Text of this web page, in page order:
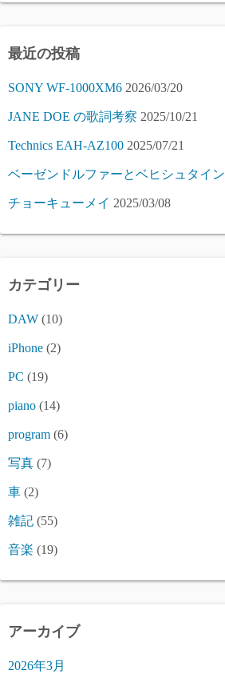
ー
最近の投稿
SONY WF-1000XM6 2026/03/20
JANE DOE の歌詞考察 2025/10/21
Technics EAH-AZ100 2025/07/21
ベーゼンドルファーとベヒシュタイン
チョーキューメイ 2025/03/08
カテゴリー
DAW (10)
iPhone (2)
PC (19)
piano (14)
program (6)
写真 (7)
車 (2)
雑記 (55)
音楽 (19)
アーカイブ
2026年3月